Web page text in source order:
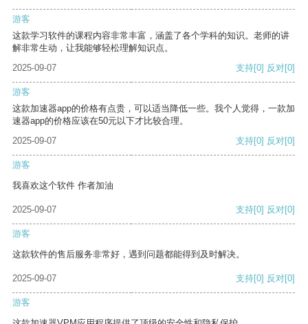
游客
这款学习软件的课程内容非常丰富，涵盖了各个学科的知识。老师的讲
解非常生动，让我能够轻松理解知识点。
2025-09-07
支持[0] 反对[0]
游客
这款加速器app的价格有点贵，可以适当降低一些。我个人觉得，一款加
速器app的价格应该在50元以下才比较合理。
2025-09-07
支持[0] 反对[0]
游客
我喜欢这个软件 作者加油
2025-09-07 支持[0] 反对[0]
游客
这款软件的售后服务非常好，遇到问题都能得到及时解决。
2025-09-07 支持[0] 反对[0]
游客